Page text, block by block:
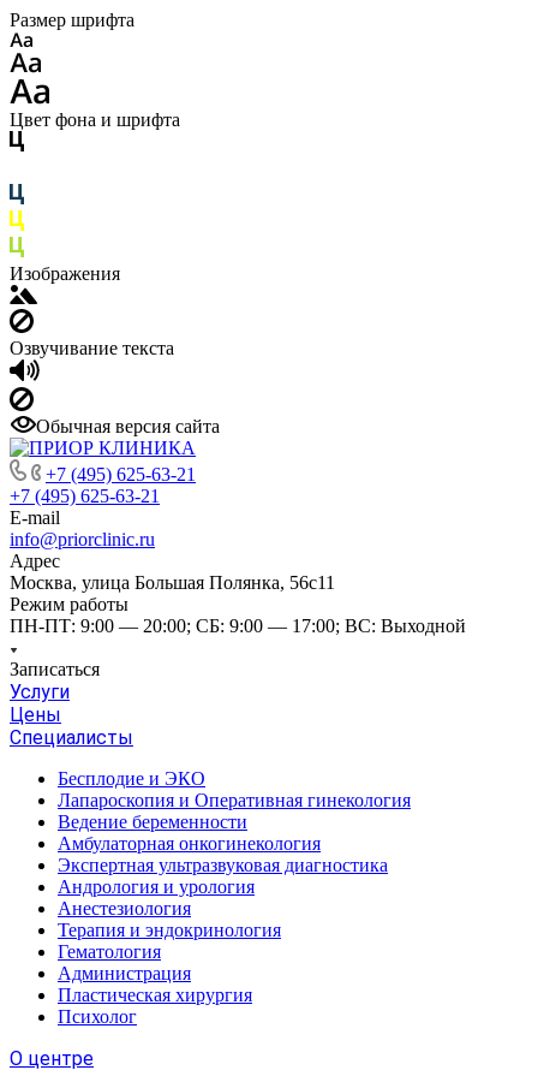
Размер шрифта
Цвет фона и шрифта
Изображения
Озвучивание текста
Обычная версия сайта
+7 (495) 625-63-21
+7 (495) 625-63-21
E-mail
info@priorclinic.ru
Адрес
Москва, улица Большая Полянка, 56с11
Режим работы
ПН-ПТ: 9:00 — 20:00; СБ: 9:00 — 17:00; ВС: Выходной
Записаться
Услуги
Цены
Специалисты
Бесплодие и ЭКО
Лапароскопия и Оперативная гинекология
Ведение беременности
Амбулаторная онкогинекология
Экспертная ультразвуковая диагностика
Андрология и урология
Анестезиология
Терапия и эндокринология
Гематология
Администрация
Пластическая хирургия
Психолог
О центре